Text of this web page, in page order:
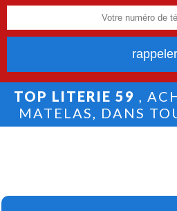
TOP LITERIE 59 ,
MATELAS, DANS